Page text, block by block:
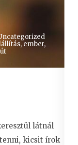
, ember,
út
látnál
kicsit írok